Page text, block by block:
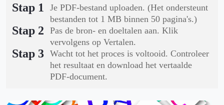
Stap 1
Je PDF-bestand uploaden. (Het ondersteunt
bestanden tot 1 MB binnen 50 pagina's.)
Stap 2
Pas de bron- en doeltalen aan. Klik
vervolgens op Vertalen.
Stap 3
Wacht tot het proces is voltooid. Controleer
het resultaat en download het vertaalde
PDF-document.